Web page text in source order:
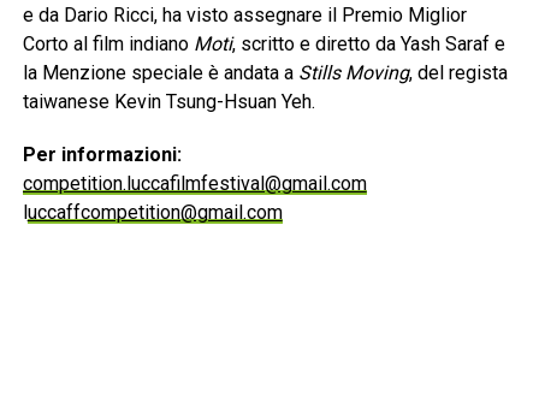
e da Dario Ricci, ha visto assegnare il Premio Miglior
Corto al film indiano Moti, scritto e diretto da Yash Saraf e
la Menzione speciale è andata a Stills Moving, del regista
taiwanese Kevin Tsung-Hsuan Yeh.
Per informazioni:
competition.luccafilmfestival@gmail.com
uccaffcompetition@gmail.com